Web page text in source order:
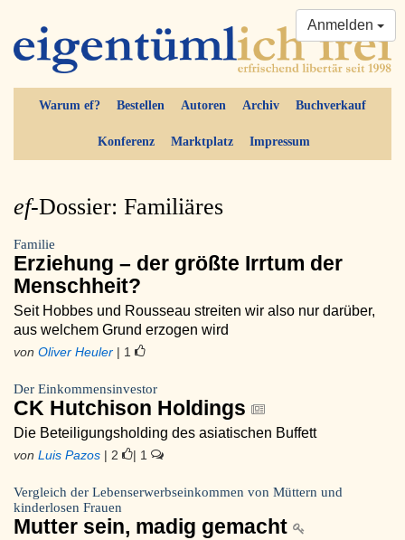
Warum ef? Bestellen Autoren Archiv Buchverkauf
Konferenz Marktplatz Impressum
Anmelden
ef-Dossier: Familiäres
Familie
Erziehung – der größte Irrtum der
Menschheit?
Seit Hobbes und Rousseau streiten wir also nur darüber,
aus welchem Grund erzogen wird
von Oliver Heuler | 1
Der Einkommensinvestor
CK Hutchison Holdings
Die Beteiligungsholding des asiatischen Buffett
von Luis Pazos | 2 | 1
Vergleich der Lebenserwerbseinkommen von Müttern und
kinderlosen Frauen
Mutter sein, madig gemacht